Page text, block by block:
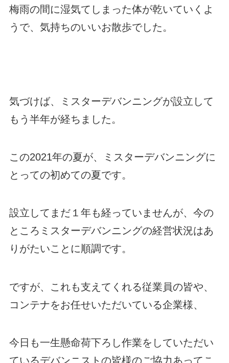
梅雨の間に湿気てしまった体が乾いていくよ
うで、気持ちのいいお散歩でした。
気づけば、ミスターデバンニングが設立して
もう半年が経ちました。
この2021年の夏が、ミスターデバンニングに
とっての初めての夏です。
設立してまだ１年も経っていませんが、今の
ところミスターデバンニングの経営状況はあ
りがたいことに順調です。
ですが、これも支えてくれる従業員の皆や、
コンテナをお任せいただいている企業様、
今日も一生懸命荷下ろし作業をしていただい
ているデバンニストの皆様のご協力あってこ